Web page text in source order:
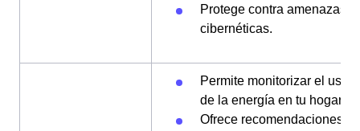
Protege contra amenazas
cibernéticas.
Permite monitorizar el uso
de la energía en tu hogar.
Ofrece recomendaciones